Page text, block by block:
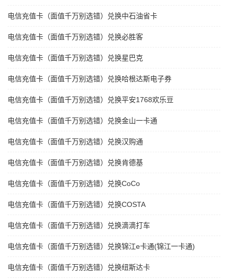
电信充值卡（面值千万别选错）兑换中石油省卡
电信充值卡（面值千万别选错）兑换必胜客
电信充值卡（面值千万别选错）兑换星巴克
电信充值卡（面值千万别选错）兑换哈根达斯电子券
电信充值卡（面值千万别选错）兑换平安1768欢乐豆
电信充值卡（面值千万别选错）兑换金山一卡通
电信充值卡（面值千万别选错）兑换汉购通
电信充值卡（面值千万别选错）兑换肯德基
电信充值卡（面值千万别选错）兑换CoCo
电信充值卡（面值千万别选错）兑换COSTA
电信充值卡（面值千万别选错）兑换滴滴打车
电信充值卡（面值千万别选错）兑换锦江e卡通(锦江一卡通)
电信充值卡（面值千万别选错）兑换纽斯达卡